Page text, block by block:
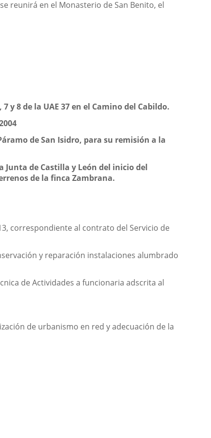
reunirá en el Monasterio de San Benito, el
y 8 de la UAE 37 en el Camino del Cabildo.
de San Isidro, para su remisión a la
de Castilla y León del inicio del
de la finca Zambrana.
correspondiente al contrato del Servicio de
y reparación instalaciones alumbrado
de Actividades a funcionaria adscrita al
de urbanismo en red y adecuación de la